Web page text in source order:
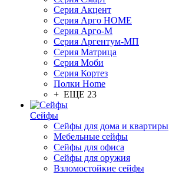
Серия Акцент
Серия Арго HOME
Серия Арго-М
Серия Аргентум-МП
Серия Матрица
Серия Моби
Серия Кортез
Полки Home
+ ЕЩЕ 23
Сейфы
Сейфы для дома и квартиры
Мебельные сейфы
Сейфы для офиса
Сейфы для оружия
Взломостойкие сейфы